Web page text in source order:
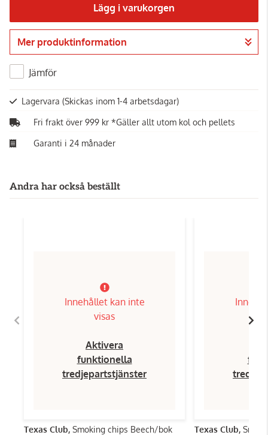
Lägg i varukorgen
Gå till kassan
Mer produktinformation
Jämför
Lagervara (Skickas inom 1-4 arbetsdagar)
Fri frakt över 999 kr *Gäller allt utom kol och pellets
Garanti i 24 månader
Andra har också beställt
Innehållet kan inte
visas
Aktivera
funktionella
tredjepartstjänster
Texas Club, Smoking chips Beech/bok Texas Club,